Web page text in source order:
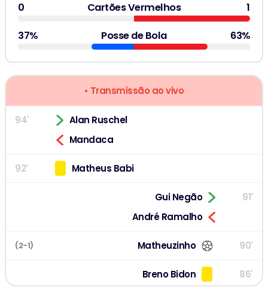
0 Cartões Vermelhos 1
37% Posse de Bola 63%
• Transmissão ao vivo
94'
Alan Ruschel
Mandaca
92' Matheus Babi
91'
Gui Negão
André Ramalho
90'
Matheuzinho
(2-1)
86'
Breno Bidon